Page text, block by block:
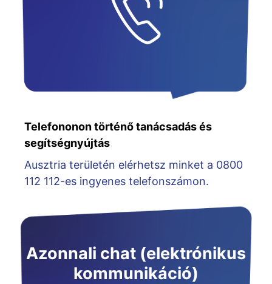
Telefononon történő tanácsadás és
segítségnyújtás
Ausztria területén elérhetsz minket a 0800
112 112-es ingyenes telefonszámon.
Azonnali chat (elektrónikus
kommunikáció)